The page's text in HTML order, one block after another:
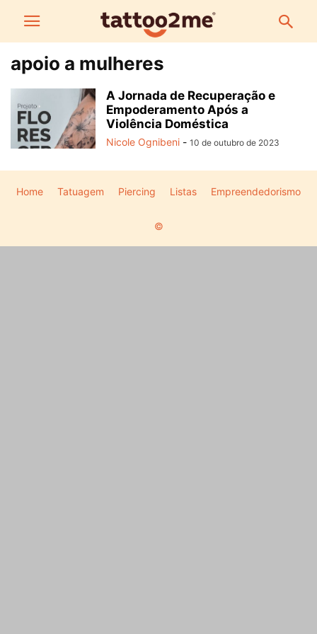
apoio a mulheres
A Jornada de Recuperação e
Empoderamento Após a
Violência Doméstica
Nicole Ognibeni - 10 de outubro de 2023
Home Tatuagem Piercing Listas Empreendedorismo
©